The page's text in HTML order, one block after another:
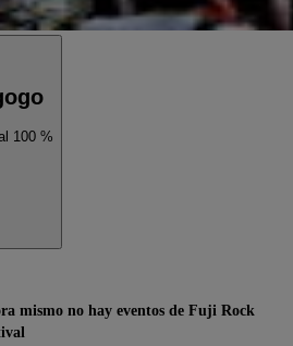
100 %
mismo no hay eventos de Fuji Rock